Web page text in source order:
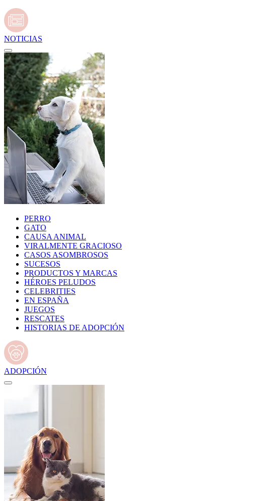
NOTICIAS
PERRO
GATO
CAUSA ANIMAL
VIRALMENTE GRACIOSO
CASOS ASOMBROSOS
SUCESOS
PRODUCTOS Y MARCAS
HÉROES PELUDOS
CELEBRITIES
EN ESPAÑA
JUEGOS
RESCATES
HISTORIAS DE ADOPCIÓN
ADOPCIÓN